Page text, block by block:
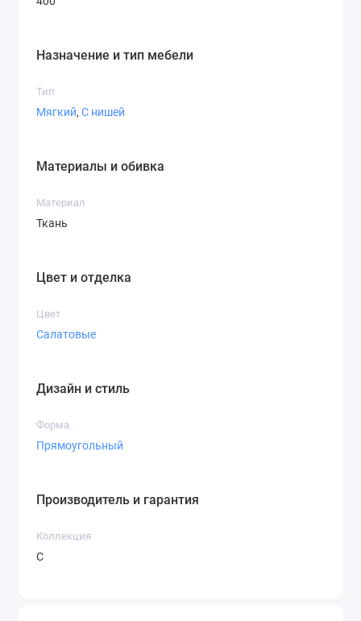
Назначение и тип мебели
Тип
Мягкий, С нишей
Материалы и обивка
Материал
Ткань
Цвет и отделка
Цвет
Салатовые
Дизайн и стиль
Форма
Прямоугольный
Производитель и гарантия
Коллекция
С